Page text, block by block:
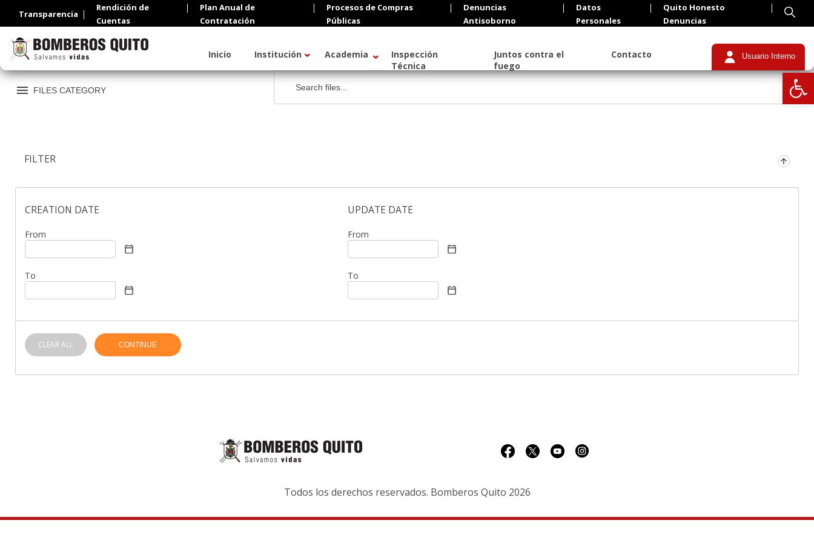
Transparencia
Rendición de
Cuentas
Plan Anual de
Contratación
Procesos de Compras
Públicas
Denuncias
Antisoborno
Datos
Personales
Quito Honesto
Denuncias
Inicio Institución Academia
Inspección
Técnica
Juntos contra el
fuego
Contacto Usuario Interno
WP File download search
FILES CATEGORY
FILTER
CREATION DATE
From
To
UPDATE DATE
From
To
CLEAR ALL CONTINUE
Todos los derechos reservados. Bomberos Quito 2026